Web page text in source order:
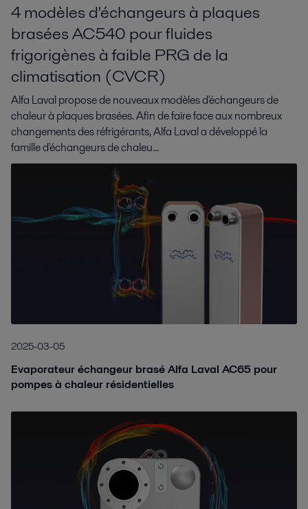
4 modèles d'échangeurs à plaques
brasées AC540 pour fluides
frigorigènes à faible PRG de la
climatisation (CVCR)
Alfa Laval propose de nouveaux modèles d'échangeurs de
chaleur à plaques brasées. Afin de faire face aux nombreux
changements des réfrigérants, Alfa Laval a développé la
famille d'échangeurs de chaleu...
2025-03-05
Evaporateur échangeur brasé Alfa Laval AC65 pour
pompes à chaleur résidentielles